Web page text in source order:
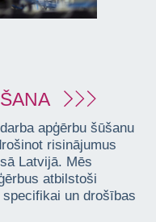
apģērbu šūšanu
risinājumus
Latvijā. Mēs
atbilstoši
un drošības